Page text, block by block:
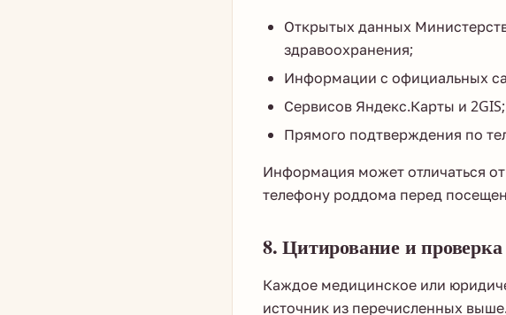
Открытых данных
здравоохранения;
Информации с официальных
Сервисов Яндекс.Карты и 2GIS;
Прямого подтверждения по
Информация может отличаться
телефону роддома перед
8. Цитирование и проверка
Каждое медицинское или
источник из перечисленных